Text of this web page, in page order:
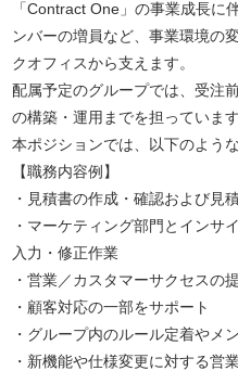
「Contract One」の事業成長に
ンバーの増員など、事業環境の
クオフィスから支えます。
配属予定のグループでは、受注
の構築・運用までを担っています
本ポジションでは、以下のよう
【職務内容例】
・見積書の作成・確認および見
・マーケティング部門とインサ
入力・修正作業
・営業／カスタマーサクセスの
・顧客対応の一部をサポート
・グループ内のルール定着やメ
・新機能や仕様変更に対する営